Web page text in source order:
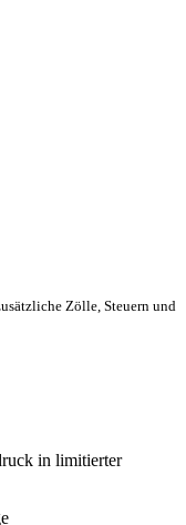
Zölle, Steuern und
in limitierter